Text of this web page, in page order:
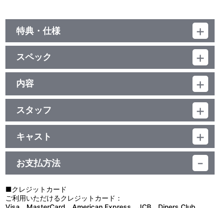
特典・仕様
映像特典
ノンテロップオープニング（ねんどアニメ）、ノンテロップエンデ
ィング、映画特報、予告編、設定資料集（静止画）
スペック
品番：BCBA-4537
ジャンル：劇場公開アニメ
（本編96分＋映像特典7分）／ﾄﾞﾙﾋﾞｰﾃﾞｼﾞﾀﾙ（5.1ch・ﾄﾞﾙﾋﾞｰｻﾗｳﾝ
ﾄﾞ･一部ｽﾃﾚｵ）／片面2層／16：9（ｽｸｲｰｽﾞ）／ﾋﾞｽﾀｻｲｽﾞ／日本語字
幕付（ON・OFF可能）／カラー／確103分／1巻
内容
制作年度：2013年
これは、ある春の日、春日部で起こった奇跡と友情と空腹の物語で
ある。
グルメの祭典“B級グルメカーニバル”へ向かう、しんのすけたちカ
スカベ防衛隊。
途中、謎の女性・紅子に出会い、「このソースを会場に届けてほし
い」と壺を託される。
構”の企みを阻止することができる“伝説のソース”だった！
そんな大事なソースとは露知らず、のんきにソースを運ぶカスカベ
防衛隊。
スタッフ
原作：臼井儀人(らくだ社)／監督：橋本昌和／脚本：浦沢義雄・う
えのきみこ／絵コンテ：橋本昌和・髙橋 渉・誌村宏明・宮脇千鶴・
増井壮一／演出：佐々木 忍／作画監督：原 勝徳・大森孝敏・針金
屋英郎／美術監督：高橋佐知・沖吉真由美／キャラクターデザイ
ン：原 勝徳・末吉裕一郎／メカデザイン：高倉佳彦／色彩設計：野
中幸子／撮影監督：梅田俊之／ねんどアニメ：石田卓也／音楽：荒
／主題歌「RPG」歌：SEKAI NO OWARI／制作：シンエイ動画・テ
レビ朝日・ＡＤＫ・双葉社／配給：東宝 他
キャスト
しんのすけ：矢島晶子／みさえ：ならはしみき／ひろし：藤原啓治
／ひまわり：こおろぎさとみ／シロ：真柴摩利／ネネちゃん：林 玉
緒／マサオくん：一龍斎貞友／風間くん：真柴摩利／ボーちゃん：
フ：神谷浩史／キャビア：早見沙織／下町コロッケどん：コロッケ
／しょうがの紅子：渡辺直美／川越シェフ：川越達也／グルメッポ
ーイ：中村悠一 他
お支払方法
■クレジットカード
ご利用いただけるクレジットカード：